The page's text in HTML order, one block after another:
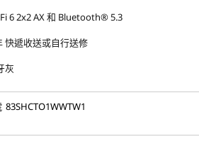
6 2x2 AX 和 Bluetooth® 5.3
快遞收送或自行送修
灰
83SHCTO1WWTW1